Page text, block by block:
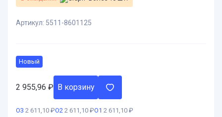
Артикул: 5511-8601125
Новый
2 955,96 ₽ В корзину
О3 2 611,10 ₽О2 2 611,10 ₽О1 2 611,10 ₽